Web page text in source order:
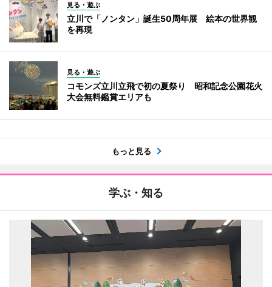
見る・遊ぶ
立川で「ノンタン」誕生50周年展 絵本の世界観
を再現
見る・遊ぶ
コモンズ立川立飛で初の夏祭り 昭和記念公園花火
大会無料鑑賞エリアも
もっと見る
学ぶ・知る